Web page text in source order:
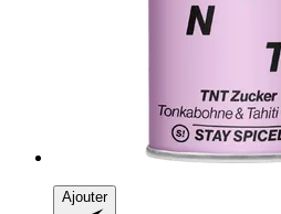
Ajouter